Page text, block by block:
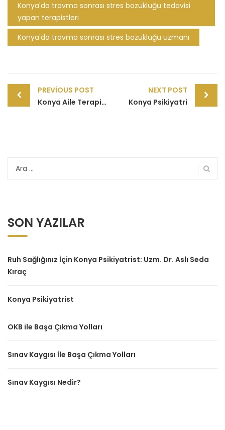
Konya'da travma sonrası stres bozukluğu tedavisi
yapan terapistleri
Konya'da travma sonrası stres bozukluğu uzmanı
Post
navigation
PREVIOUS POST
Konya Aile Terapisti
NEXT POST
Konya Psikiyatri
SON YAZILAR
Ruh Sağlığınız İçin Konya Psikiyatrist: Uzm. Dr. Aslı Seda
Kıraç
Konya Psikiyatrist
OKB ile Başa Çıkma Yolları
Sınav Kaygısı İle Başa Çıkma Yolları
Sınav Kaygısı Nedir?